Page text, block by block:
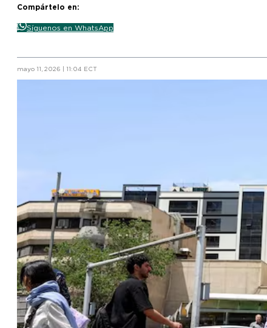
Compártelo en:
Síguenos en WhatsApp
mayo 11, 2026 | 11:04 ECT